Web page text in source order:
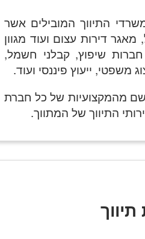
התיווך המובילים אשר
דירות עצום ועוד מגוון
שיפוץ, קבלני חשמל,
משפטי, ייעוץ פיננסי ועוד.
מהמקצועיות של כל חברת
התיווך של המתווך.